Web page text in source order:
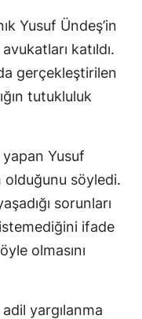
Yusuf Ündeş’in
katıldı.
gerçekleştirilen
tutukluluk
yapan Yusuf
olduğunu söyledi.
sorunları
ifade
olmasını
yargılanma